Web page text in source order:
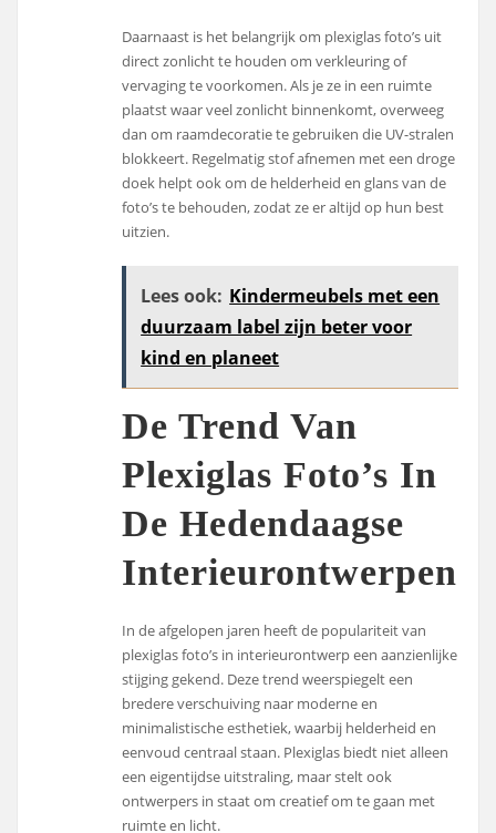
Daarnaast is het belangrijk om plexiglas foto’s uit
direct zonlicht te houden om verkleuring of
vervaging te voorkomen. Als je ze in een ruimte
plaatst waar veel zonlicht binnenkomt, overweeg
dan om raamdecoratie te gebruiken die UV-stralen
blokkeert. Regelmatig stof afnemen met een droge
doek helpt ook om de helderheid en glans van de
foto’s te behouden, zodat ze er altijd op hun best
uitzien.
Lees ook: Kindermeubels met een
duurzaam label zijn beter voor
kind en planeet
De Trend Van
Plexiglas Foto’s In
De Hedendaagse
Interieurontwerpen
In de afgelopen jaren heeft de populariteit van
plexiglas foto’s in interieurontwerp een aanzienlijke
stijging gekend. Deze trend weerspiegelt een
bredere verschuiving naar moderne en
minimalistische esthetiek, waarbij helderheid en
eenvoud centraal staan. Plexiglas biedt niet alleen
een eigentijdse uitstraling, maar stelt ook
ontwerpers in staat om creatief om te gaan met
ruimte en licht.